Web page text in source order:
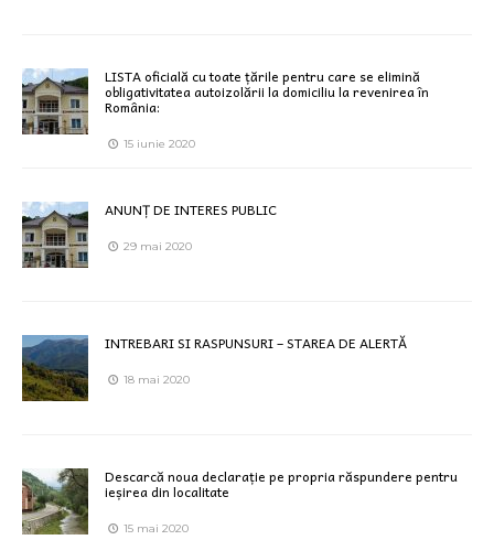
LISTA oficială cu toate țările pentru care se elimină
obligativitatea autoizolării la domiciliu la revenirea în
România:
15 iunie 2020
ANUNȚ DE INTERES PUBLIC
29 mai 2020
INTREBARI SI RASPUNSURI – STAREA DE ALERTĂ
18 mai 2020
Descarcă noua declarație pe propria răspundere pentru
ieșirea din localitate
15 mai 2020